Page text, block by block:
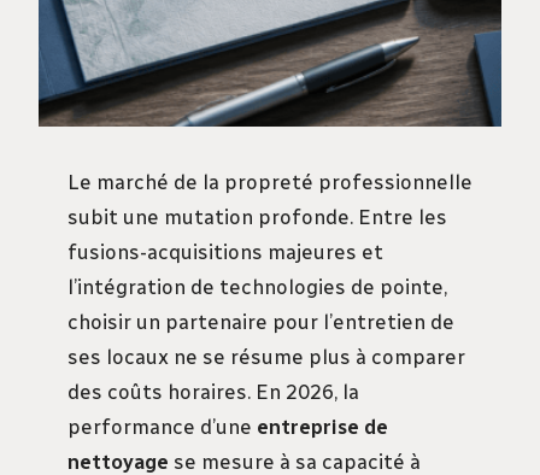
Le marché de la propreté professionnelle
subit une mutation profonde. Entre les
fusions-acquisitions majeures et
l’intégration de technologies de pointe,
choisir un partenaire pour l’entretien de
ses locaux ne se résume plus à comparer
des coûts horaires. En 2026, la
performance d’une entreprise de
nettoyage se mesure à sa capacité à